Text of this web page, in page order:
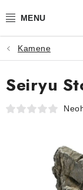
na
TECHNIKA
HNOJIVÁ
VODA
RASTLINY
Kamene
Seiryu